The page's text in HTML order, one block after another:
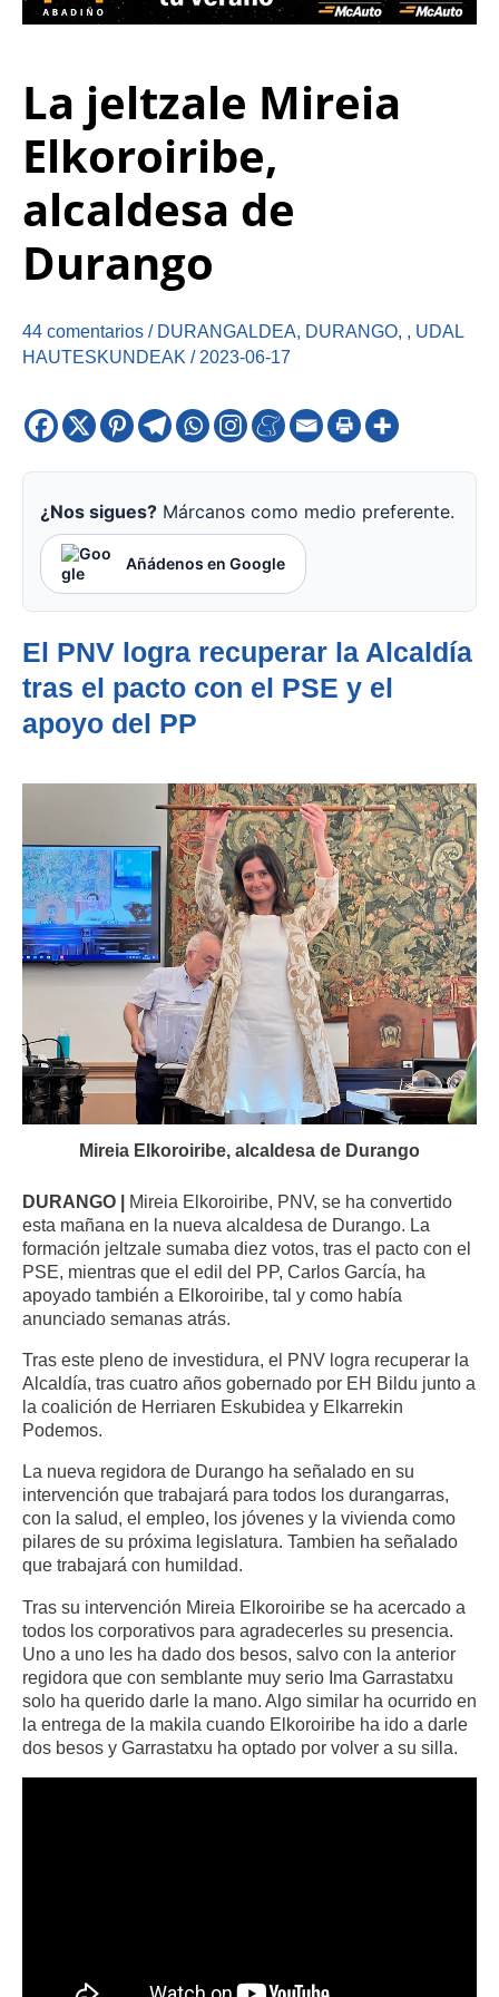
La jeltzale Mireia
Elkoroiribe,
alcaldesa de
Durango
44 comentarios / DURANGALDEA, DURANGO, , UDAL
HAUTESKUNDEAK / 2023-06-17
¿Nos sigues? Márcanos como medio preferente.
Añádenos en Google
El PNV logra recuperar la Alcaldía
tras el pacto con el PSE y el
apoyo del PP
Mireia Elkoroiribe, alcaldesa de Durango
DURANGO | Mireia Elkoroiribe, PNV, se ha convertido
esta mañana en la nueva alcaldesa de Durango. La
formación jeltzale sumaba diez votos, tras el pacto con el
PSE, mientras que el edil del PP, Carlos García, ha
apoyado también a Elkoroiribe, tal y como había
anunciado semanas atrás.
Tras este pleno de investidura, el PNV logra recuperar la
Alcaldía, tras cuatro años gobernado por EH Bildu junto a
la coalición de Herriaren Eskubidea y Elkarrekin
Podemos.
La nueva regidora de Durango ha señalado en su
intervención que trabajará para todos los durangarras,
con la salud, el empleo, los jóvenes y la vivienda como
pilares de su próxima legislatura. Tambien ha señalado
que trabajará con humildad.
Tras su intervención Mireia Elkoroiribe se ha acercado a
todos los corporativos para agradecerles su presencia.
Uno a uno les ha dado dos besos, salvo con la anterior
regidora que con semblante muy serio Ima Garrastatxu
solo ha querido darle la mano. Algo similar ha ocurrido en
la entrega de la makila cuando Elkoroiribe ha ido a darle
dos besos y Garrastatxu ha optado por volver a su silla.